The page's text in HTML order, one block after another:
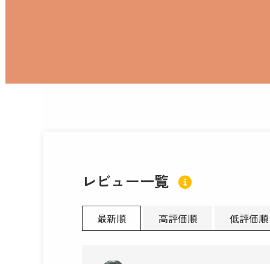
レビュー一覧
最新順 高評価順 低評価順